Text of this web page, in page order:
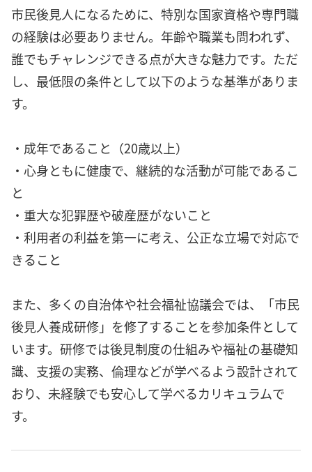
市民後見人になるために、特別な国家資格や専門職
の経験は必要ありません。年齢や職業も問われず、
誰でもチャレンジできる点が大きな魅力です。ただ
し、最低限の条件として以下のような基準がありま
す。
・成年であること（20歳以上）
・心身ともに健康で、継続的な活動が可能であるこ
と
・重大な犯罪歴や破産歴がないこと
・利用者の利益を第一に考え、公正な立場で対応で
きること
また、多くの自治体や社会福祉協議会では、「市民
後見人養成研修」を修了することを参加条件として
います。研修では後見制度の仕組みや福祉の基礎知
識、支援の実務、倫理などが学べるよう設計されて
おり、未経験でも安心して学べるカリキュラムで
す。